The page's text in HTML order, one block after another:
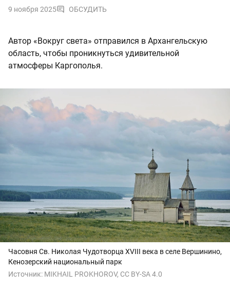
9 ноября 2025 ОБСУДИТЬ
Автор «Вокруг света» отправился в Архангельскую
область, чтобы проникнуться удивительной
атмосферы Каргополья.
Часовня Св. Николая Чудотворца XVIII века в селе Вершинино,
Кенозерский национальный парк
Источник: MIKHAIL PROKHOROV, CC BY-SA 4.0